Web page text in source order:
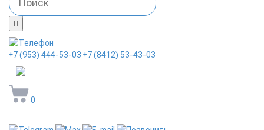
+7 (953) 444-53-03 +7 (8412) 53-43-03
0